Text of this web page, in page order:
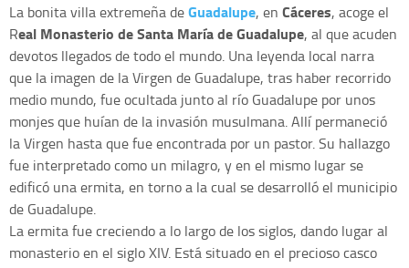
La bonita villa extremeña deGuadalupe, en Cáceres, acoge el
Real Monasterio de Santa María de Guadalupe, al que acuden
devotos llegados de todo el mundo. Una leyenda local narra
que la imagen de la Virgen de Guadalupe, tras haber recorrido
medio mundo, fue ocultada junto al río Guadalupe por unos
monjes que huían de la invasión musulmana. Allí permaneció
la Virgen hasta que fue encontrada por un pastor. Su hallazgo
fue interpretado como un milagro, y en el mismo lugar se
edificó una ermita, en torno a la cual se desarrolló el municipio
de Guadalupe.
La ermita fue creciendo a lo largo de los siglos, dando lugar al
monasterio en el siglo XIV. Está situado en el precioso casco